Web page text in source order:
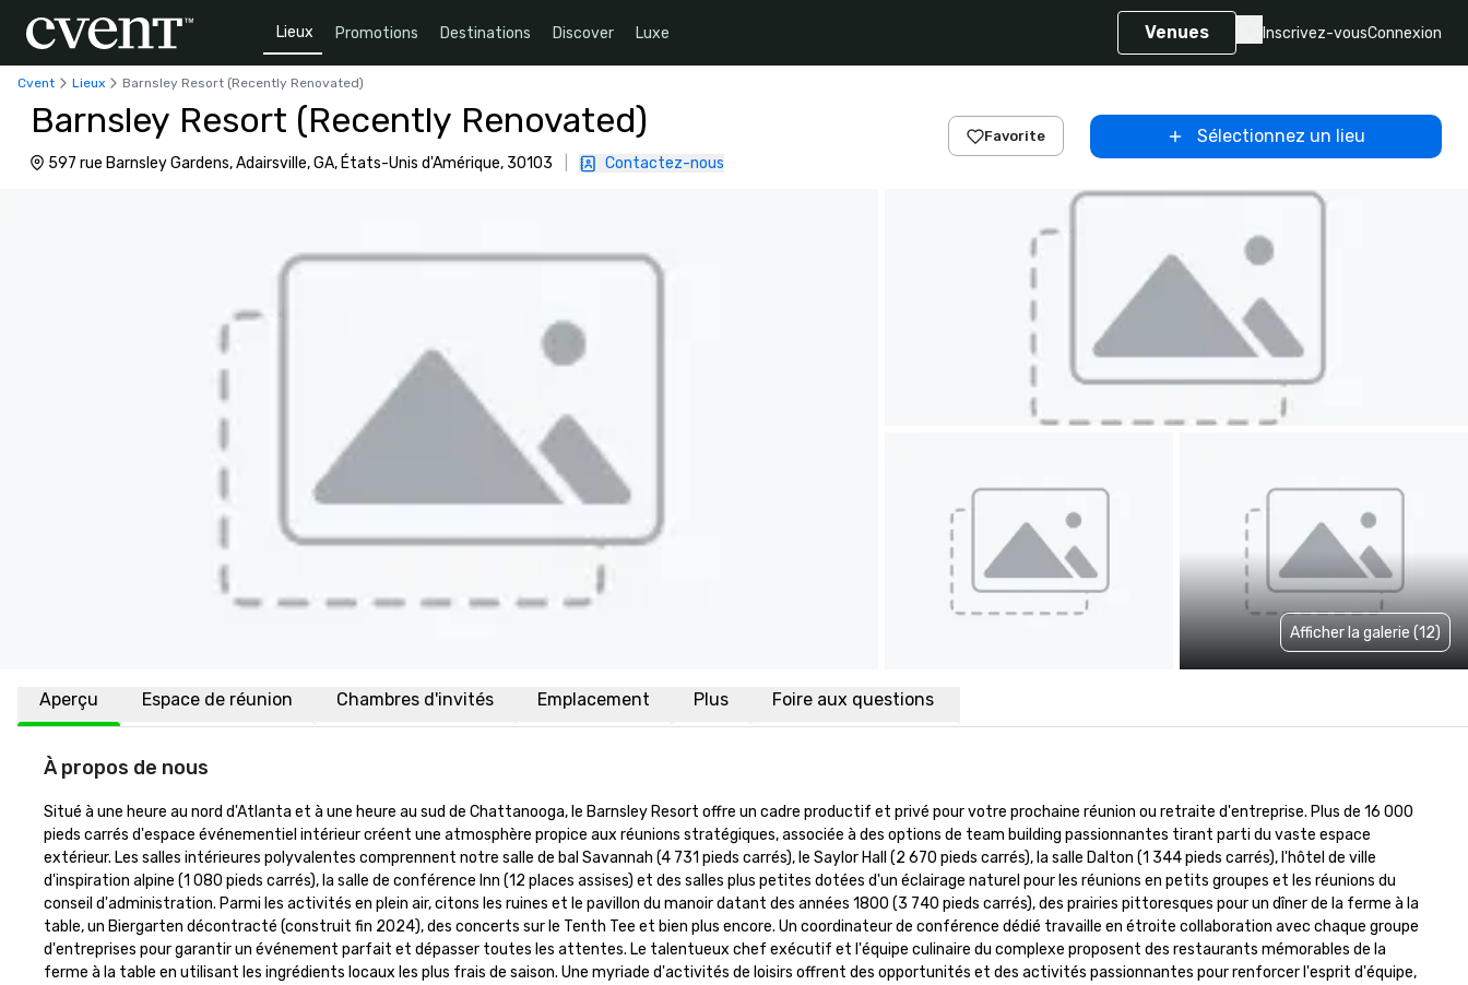
Lieux Promotions Destinations Discover Luxe Venues Inscrivez-vousConnexion
Cvent Lieux Barnsley Resort (Recently Renovated)
Barnsley Resort (Recently Renovated)
597 rue Barnsley Gardens, Adairsville, GA, États-Unis d'Amérique, 30103 Contactez-nous
Favorite Sélectionnez un lieu
Afficher la galerie (12)
Aperçu Espace de réunion Chambres d'invités Emplacement Plus Foire aux questions
À propos de nous
Situé à une heure au nord d'Atlanta et à une heure au sud de Chattanooga, le Barnsley Resort offre un cadre productif et privé pour votre prochaine réunion ou retraite d'entreprise. Plus de 16 000
pieds carrés d'espace événementiel intérieur créent une atmosphère propice aux réunions stratégiques, associée à des options de team building passionnantes tirant parti du vaste espace
extérieur. Les salles intérieures polyvalentes comprennent notre salle de bal Savannah (4 731 pieds carrés), le Saylor Hall (2 670 pieds carrés), la salle Dalton (1 344 pieds carrés), l'hôtel de ville
d'inspiration alpine (1 080 pieds carrés), la salle de conférence Inn (12 places assises) et des salles plus petites dotées d'un éclairage naturel pour les réunions en petits groupes et les réunions du
conseil d'administration. Parmi les activités en plein air, citons les ruines et le pavillon du manoir datant des années 1800 (3 740 pieds carrés), des prairies pittoresques pour un dîner de la ferme à la
table, un Biergarten décontracté (construit fin 2024), des concerts sur le Tenth Tee et bien plus encore. Un coordinateur de conférence dédié travaille en étroite collaboration avec chaque groupe
d'entreprises pour garantir un événement parfait et dépasser toutes les attentes. Le talentueux chef exécutif et l'équipe culinaire du complexe proposent des restaurants mémorables de la
ferme à la table en utilisant les ingrédients locaux les plus frais de saison. Une myriade d'activités de loisirs offrent des opportunités et des activités passionnantes pour renforcer l'esprit d'équipe,